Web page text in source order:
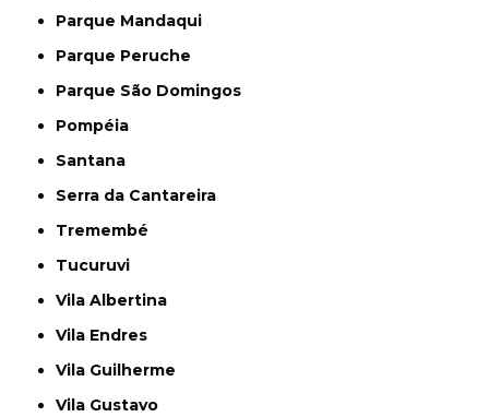
Parque Mandaqui
Parque Peruche
Parque São Domingos
Pompéia
Santana
Serra da Cantareira
Tremembé
Tucuruvi
Vila Albertina
Vila Endres
Vila Guilherme
Vila Gustavo